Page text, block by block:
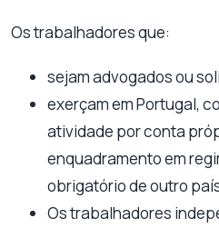
Os trabalhadores que:
sejam advogados ou
exerçam em Portugal,
atividade por conta
enquadramento em
obrigatório de outro
Os trabalhadores